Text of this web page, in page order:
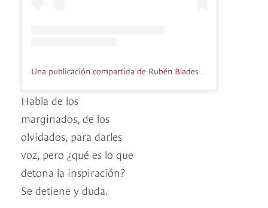
Habla de los
marginados, de los
olvidados, para darles
voz, pero ¿qué es lo que
detona la inspiración?
Se detiene y duda.